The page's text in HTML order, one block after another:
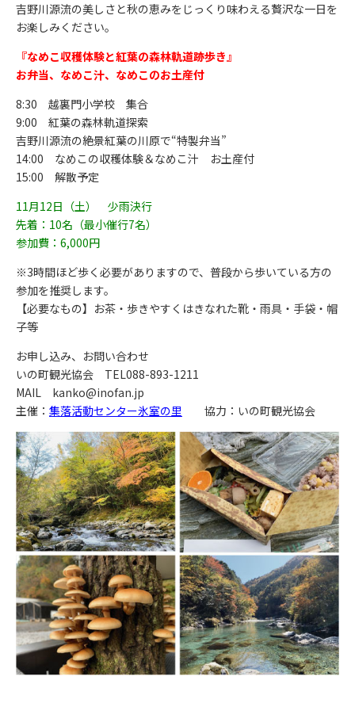
吉野川源流の美しさと秋の恵みをじっくり味わえる贅沢な一日を
お楽しみください。
『なめこ収穫体験と紅葉の森林軌道跡歩き』
お弁当、なめこ汁、なめこのお土産付
8:30 越裏門小学校 集合
9:00 紅葉の森林軌道探索
吉野川源流の絶景紅葉の川原で“特製弁当”
14:00 なめこの収穫体験＆なめこ汁 お土産付
15:00 解散予定
11月12日（土） 少雨決行
先着：10名（最小催行7名）
参加費：6,000円
※3時間ほど歩く必要がありますので、普段から歩いている方の
参加を推奨します。
【必要なもの】お茶・歩きやすくはきなれた靴・雨具・手袋・帽
子等
お申し込み、お問い合わせ
いの町観光協会 TEL088-893-1211
MAIL kanko@inofan.jp
主催： 集落活動センター氷室の里 協力：いの町観光協会